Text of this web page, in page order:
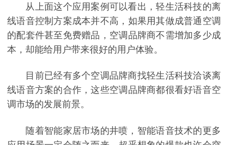
从上面这个应用案例可以看出，轻生活科技的离
线语音控制方案成本并不高，如果用其做成普通空调
的配套件甚至免费赠品，空调品牌商不需增加多少成
本，却能给用户带来很好的用户体验。
目前已经有多个空调品牌商找轻生活科技洽谈离
线语音方案的合作，这些空调品牌商都很看好语音空
调市场的发展前景。
随着智能家居市场的井喷，智能语音技术的更多